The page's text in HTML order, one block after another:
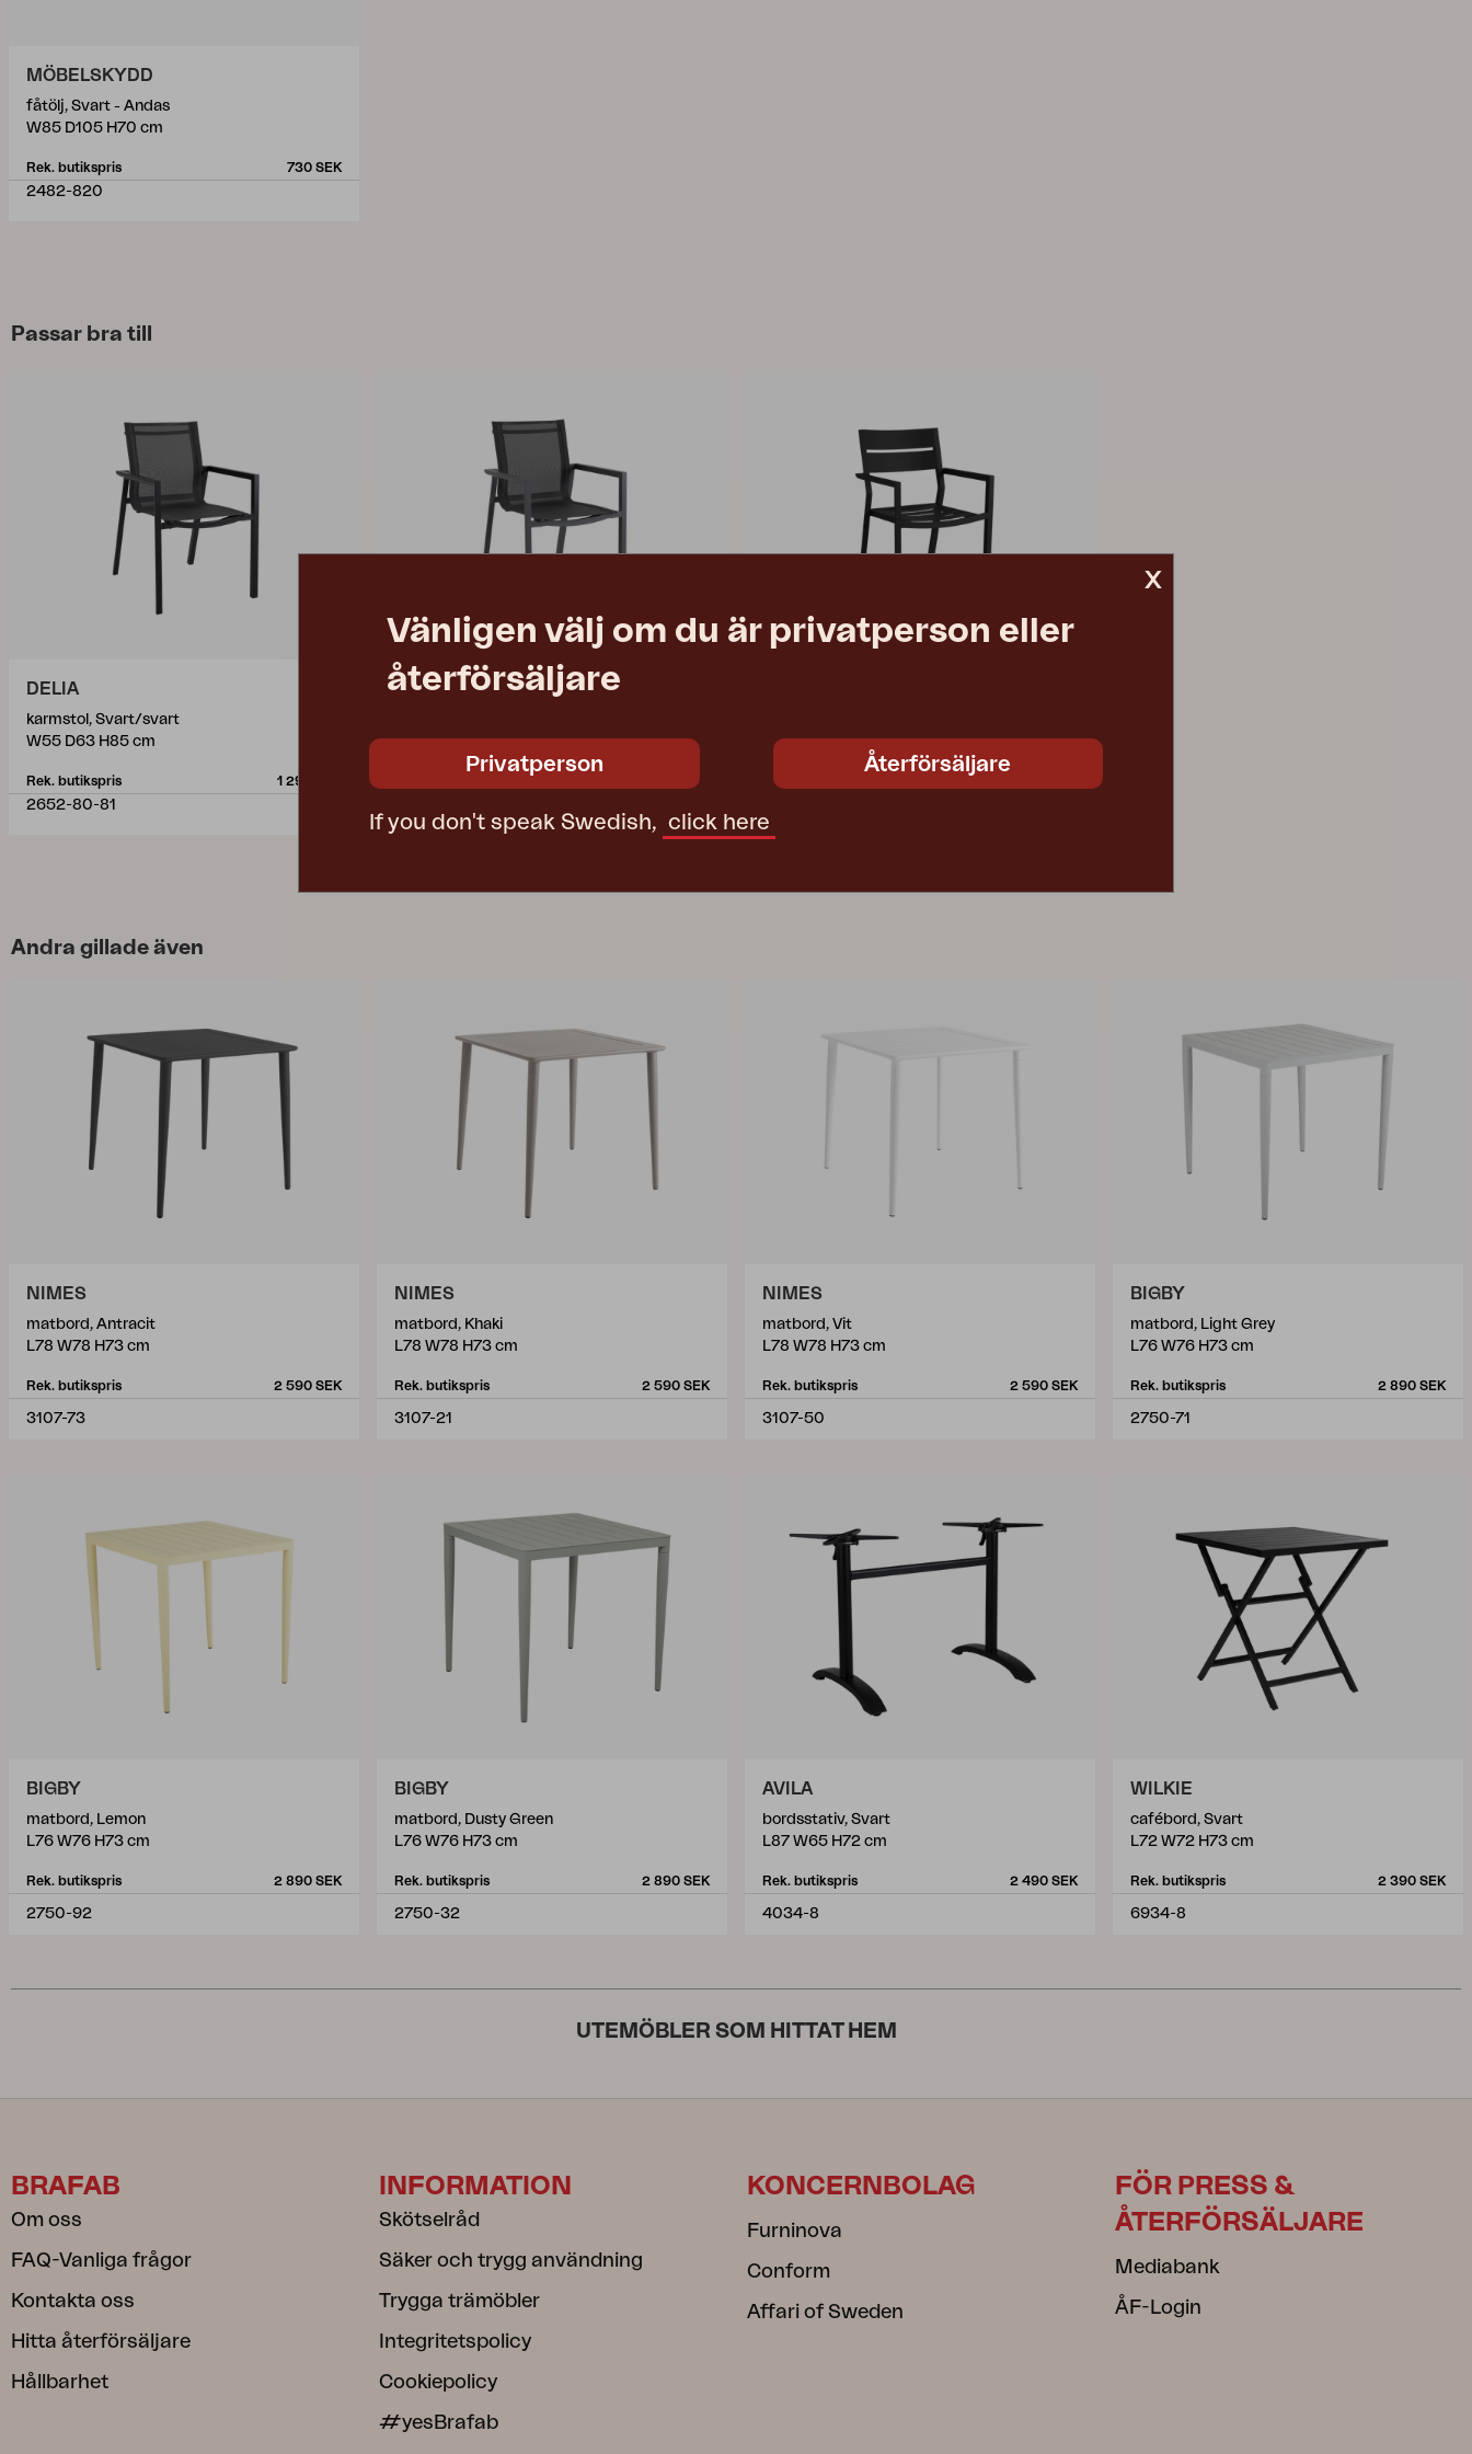
MÖBELSKYDD
fåtölj, Svart - Andas
W85 D105 H70 cm
Rek. butikspris 730 SEK
2482-820
Passar bra till
DELIA
karmstol, Svart/svart
W55 D63 H85 cm
Rek. butikspris 1 290 SEK
2652-80-81
DELIA
W55 D63 H85 cm
1 290 SEK
W55 D55 H80 cm
Rek. butikspris
Andra gillade även
NIMES
matbord, Antracit
L78 W78 H73 cm
Rek. butikspris 2 590 SEK
3107-73
NIMES
matbord, Khaki
L78 W78 H73 cm
Rek. butikspris 2 590 SEK
3107-21
NIMES
matbord, Vit
L78 W78 H73 cm
Rek. butikspris 2 590 SEK
3107-50
BIGBY
matbord, Light Grey
L76 W76 H73 cm
Rek. butikspris 2 890 SEK
2750-71
BIGBY
matbord, Lemon
L76 W76 H73 cm
Rek. butikspris 2 890 SEK
2750-92
BIGBY
matbord, Dusty Green
L76 W76 H73 cm
Rek. butikspris 2 890 SEK
2750-32
AVILA
bordsstativ, Svart
L87 W65 H72 cm
Rek. butikspris 2 490 SEK
4034-8
WILKIE
cafébord, Svart
L72 W72 H73 cm
Rek. butikspris 2 390 SEK
6934-8
UTEMÖBLER SOM HITTAT HEM
x
Vänligen välj om du är privatperson eller
återförsäljare
Privatperson Återförsäljare
If you don't speak Swedish, click here
BRAFAB
Om oss
FAQ-Vanliga frågor
Kontakta oss
Hitta återförsäljare
Hållbarhet
INFORMATION
Skötselråd
Säker och trygg användning
Trygga trämöbler
Integritetspolicy
Cookiepolicy
#yesBrafab
KONCERNBOLAG
Furninova
Conform
Affari of Sweden
FÖR PRESS &
ÅTERFÖRSÄLJARE
Mediabank
ÅF-Login